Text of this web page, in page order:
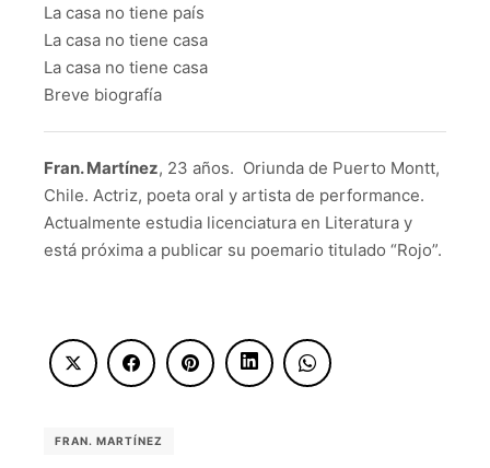
La casa no tiene país
La casa no tiene casa
La casa no tiene casa
Breve biografía
Fran. Martínez, 23 años. Oriunda de Puerto Montt,
Chile. Actriz, poeta oral y artista de performance.
Actualmente estudia licenciatura en Literatura y
está próxima a publicar su poemario titulado “Rojo”.
FRAN. MARTÍNEZ